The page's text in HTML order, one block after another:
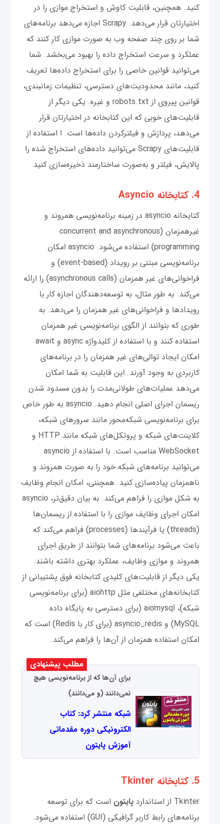
کنید. همچنین، قابلیت کاوش و استخراج موازی را در
اختیارتان قرار می‌دهد. Scrapy اجازه می‌دهد برنامه‌های
شما بر روی چند صفحه وب به صورت موازی کار کنند که
عملکرد و سرعت استخراج داده را بهبود می‌بخشد. شما
می‌توانید قوانین خاصی را برای استخراج داده‌ها تعریف
کنید، مانند محدودیت‌های دسترسی، تنظیمات زمانبندی،
قوانین پیروی از robots.txt و غیره. یکی دیگر از
قابلیت‌های خوبی که این کتابخانه در اختیارتان قرار
می‌دهد، پردازش و فیلترکردن داده‌ها است. ا استفاده از
قابلیت‌های Scrapy می‌توانید داده‌های استخراج شده را
پالایش، فیلتر و به‌صورت ساختارمند ذخیره‌سازی کنید.
4. کتابخانه Asyncio
کتابخانه asyncio در زمینه برنامه‌نویسی همروند و
غیرهمزمان (concurrent and asynchronous
programming) استفاده می‌شود. asyncio امکان
برنامه‌نویسی مبتنی بر رویداد (event-based) و
فراخوانی‌های غیر همزمان (asynchronous calls) را ارائه
می‌کند. به طور مثال، به توسعه‌دهندگان اجازه کار با
رویدادها و فراخوانی‌های غیر همزمان را می‌دهد. به
طوری که بتوانند از الگوی برنامه‌نویسی غیر همزمان
استفاده ‌کنند و با استفاده از کلیدواژه async و await
امکان ایجاد توالی‌های غیر همزمان را در برنامه‌های
کاربردی به وجود آورند. این قابلیت به شما امکان
می‌دهد عملیات‌های طولانی‌مدت را بدون مسدود شدن
ریسمان اجرای اصلی انجام دهید. asyncio به طور خاص
برای برنامه‌نویسی شبکه‌محور مانند سرورهای شبکه،
کلاینت‌های شبکه و پروتکل‌های شبکه مانند HTTP و
WebSocket مناسب است. با استفاده از asyncio
می‌توانید برنامه‌های شبکه خود را به صورت همروند و
ناهمزمان پیاده‌سازی کنید. همچننی، امکان انجام وظایف
به شکل موازی را فراهم می‌کند. به بیان دقیق‌تر، asyncio
امکان اجرای وظایف موازی را با استفاده از ریسمان‌ها
(threads) یا فرآیندها (processes) فراهم می‌کند که
باعث می‌شود برنامه‌های شما بتوانند از طریق اجرای
همروند و موازی وظایف، عملکرد بهتری داشته باشند.
یکی دیگر از قابلیت‌های کلیدی کتابخانه فوق پشتیبانی از
کتابخانه‌های مختلفی مثل aiohttp (برای برنامه‌نویسی
شبکه)، aiomysql (برای دسترسی به پایگاه داده
MySQL) و asyncio_redis (برای کار با Redis) است که
امکان استفاده همزمان از آن‌ها را فراهم می‌کند.
مطلب پیشنهادی
برای آن‌ها که از برنامه‌نویسی هیچ
نمی‌دانند (و می‌دانند)
شبکه منتشر کرد: کتاب
الکترونیکی دوره مقدماتی
آموزش پایتون
5. کتابخانه Tkinter
Tkinter از استاندارد پایتون است که برای توسعه
برنامه‌های رابط کاربر گرافیکی (GUI) استفاده می‌شود.